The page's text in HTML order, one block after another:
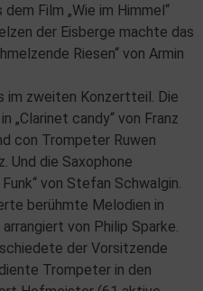
Film „Wie im Himmel“
der Eisberge machte das
Riesen“ von Armin
im zweiten Konzertteil. Die
„Clarinet candy“ von Franz
con Trompeter Ruwen
Und die Saxophone
von Stefan Schwalgin.
berühmte Melodien in
von Philip Sparke.
der Vorsitzende
Trompeter in den